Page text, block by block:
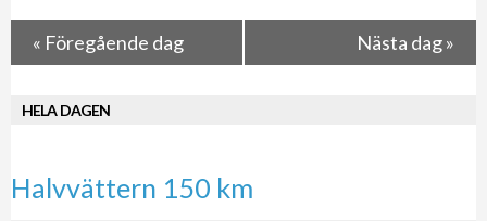
« Föregående dag Nästa dag»
HELA DAGEN
Halvvättern 150 km